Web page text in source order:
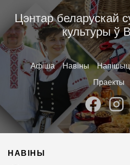
Цэнтар беларускай
культуры ў
Афіша Навіны
Праекты
НАВІНЫ